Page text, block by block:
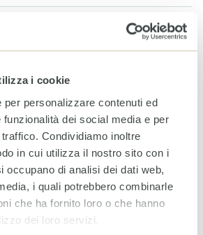
i cookie
personalizzare contenuti ed
dei social media e per
Condividiamo inoltre
in cui utilizza il nostro sito con i
occupano di analisi dei dati web,
i quali potrebbero combinarle
che ha fornito loro o che hanno
dei loro servizi.
A Milano un nuovo spazio
per fare la differenza nella
vita di minorenni e famiglie
24 GIUGNO 2026
Bilancio CESVI 2025. Il bene
fatto per bene.
23 GIUGNO 2026
CESVI presenta a Roma la